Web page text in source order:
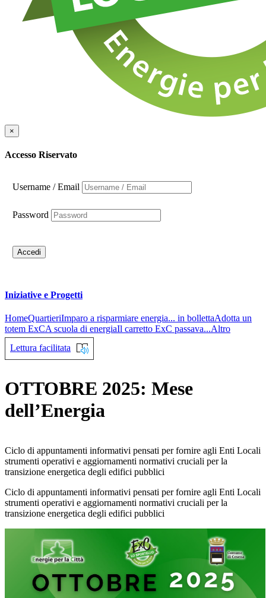
×
Accesso Riservato
Username / Email
Password
Accedi
Iniziative e Progetti
HomeQuartieriImparo a risparmiare energia... in bollettaAdotta un
totem ExCA scuola di energiaIl carretto ExC passava...Altro
Lettura facilitata
OTTOBRE 2025: Mese
dell’Energia
Ciclo di appuntamenti informativi pensati per fornire agli Enti Locali
strumenti operativi e aggiornamenti normativi cruciali per la
transizione energetica degli edifici pubblici
Ciclo di appuntamenti informativi pensati per fornire agli Enti Locali
strumenti operativi e aggiornamenti normativi cruciali per la
transizione energetica degli edifici pubblici